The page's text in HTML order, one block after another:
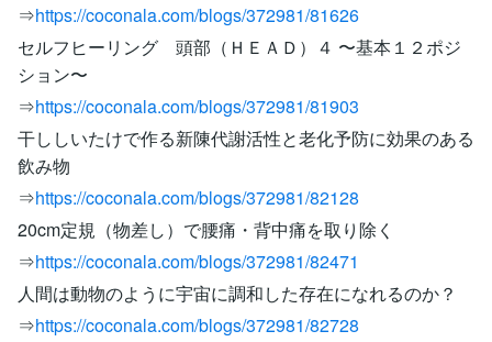
⇒https://coconala.com/blogs/372981/81626
セルフヒーリング 頭部（ＨＥＡＤ）４ 〜基本１２ポジ
ション〜
⇒https://coconala.com/blogs/372981/81903
干ししいたけで作る新陳代謝活性と老化予防に効果のある
飲み物
⇒https://coconala.com/blogs/372981/82128
20cm定規（物差し）で腰痛・背中痛を取り除く
⇒https://coconala.com/blogs/372981/82471
人間は動物のように宇宙に調和した存在になれるのか？
⇒https://coconala.com/blogs/372981/82728